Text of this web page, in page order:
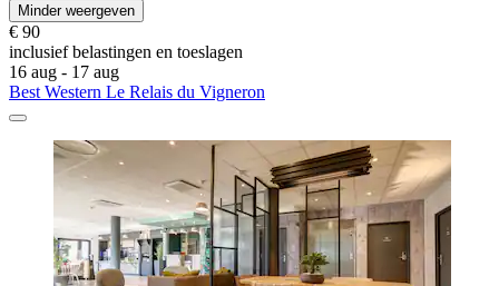
Minder weergeven
€ 90
inclusief belastingen en toeslagen
16 aug - 17 aug
Best Western Le Relais du Vigneron